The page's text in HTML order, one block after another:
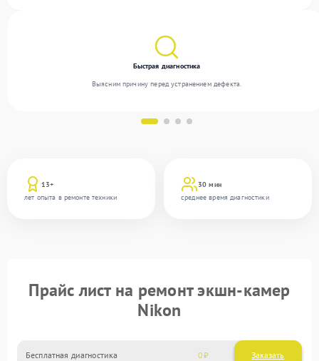
13+
лет опыта в ремонте техники
30 мин
среднее время диагностики
Быстрая диагностика
Выясним причину перед устранением дефекта.
Прайс лист на ремонт экшн-камер
Nikon
Бесплатная диагностика 0 Заказать